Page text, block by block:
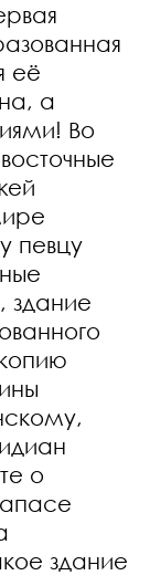
её
а
Во
певцу
здание
о
здание